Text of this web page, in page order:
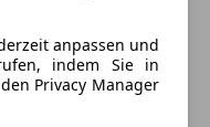
anpassen und
indem Sie in
Privacy Manager